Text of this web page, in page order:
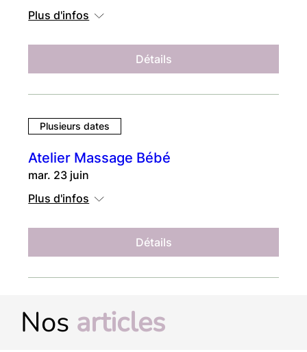
Plus d'infos
Détails
Plusieurs dates
Atelier Massage Bébé
mar. 23 juin
Plus d'infos
Détails
Nos articles